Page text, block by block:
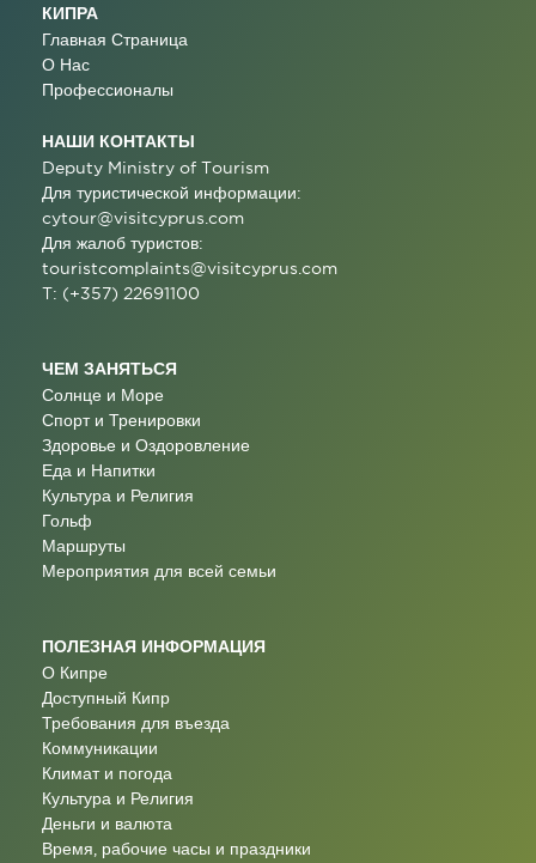
КИПРА
Главная Страница
О Нас
Профессионалы
НАШИ КОНТАКТЫ
Deputy Ministry of Tourism
Для туристической информации:
cytour@visitcyprus.com
Для жалоб туристов:
touristcomplaints@visitcyprus.com
T: (+357) 22691100
ЧЕМ ЗАНЯТЬСЯ
Солнце и Море
Спорт и Тренировки
Здоровье и Оздоровление
Еда и Напитки
Культура и Религия
Гольф
Маршруты
Мероприятия для всей семьи
ПОЛЕЗНАЯ ИНФОРМАЦИЯ
О Кипре
Доступный Кипр
Требования для въезда
Коммуникации
Климат и погода
Культура и Религия
Деньги и валюта
Время, рабочие часы и праздники